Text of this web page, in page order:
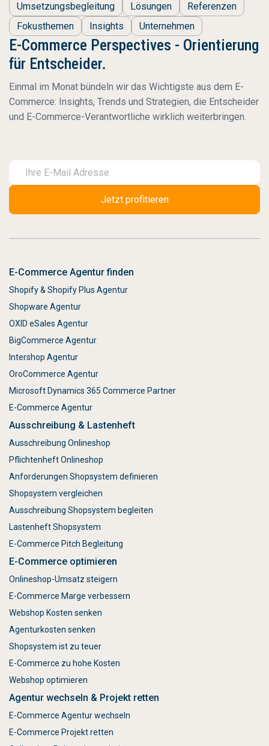
Umsetzungsbegleitung
Lösungen
Referenzen
Fokusthemen
Insights Unternehmen
E-Commerce Perspectives - Orientierung
für Entscheider.
Einmal im Monat bündeln wir das Wichtigste aus dem E-
Commerce: Insights, Trends und Strategien, die Entscheider
und E-Commerce-Verantwortliche wirklich weiterbringen.
E-Commerce Agentur finden
Shopify & Shopify Plus Agentur
Shopware Agentur
OXID eSales Agentur
BigCommerce Agentur
Intershop Agentur
OroCommerce Agentur
Microsoft Dynamics 365 Commerce Partner
E-Commerce Agentur
Ausschreibung & Lastenheft
Ausschreibung Onlineshop
Pflichtenheft Onlineshop
Anforderungen Shopsystem definieren
Shopsystem vergleichen
Ausschreibung Shopsystem begleiten
Lastenheft Shopsystem
E-Commerce Pitch Begleitung
E-Commerce optimieren
Onlineshop-Umsatz steigern
E-Commerce Marge verbessern
Webshop Kosten senken
Agenturkosten senken
Shopsystem ist zu teuer
E-Commerce zu hohe Kosten
Webshop optimieren
Agentur wechseln & Projekt retten
E-Commerce Agentur wechseln
E-Commerce Projekt retten